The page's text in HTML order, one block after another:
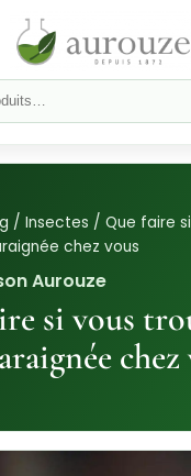
/ Insectes / Que faire
chez vous
Aurouze
si vous
chez